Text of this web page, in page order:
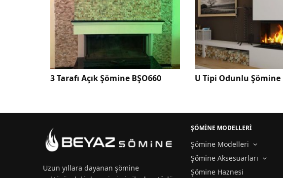
Açık Şömine BŞO660 U Tipi Odunlu Şömine BŞU175 U
Uzun yıllara dayananşömine
ŞÖMİNE MODELLERİ
Şömine Modelleri
Şömine Aksesuarları
Şömine Haznesi